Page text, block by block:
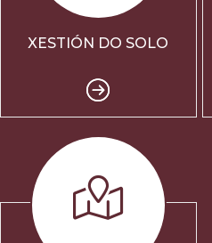
XESTIÓN DO SOLO